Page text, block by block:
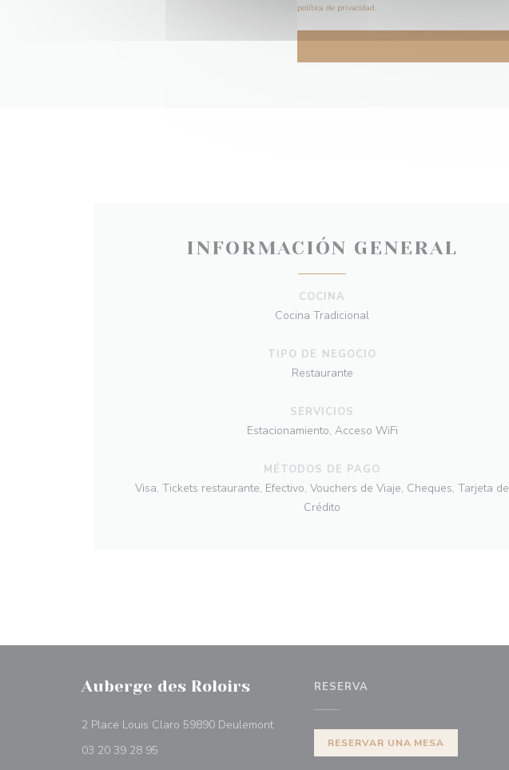
política de privacidad.
INFORMACIÓN GENERAL
COCINA
Cocina Tradicional
TIPO DE NEGOCIO
Restaurante
SERVICIOS
Estacionamiento, Acceso WiFi
MÉTODOS DE PAGO
Visa, Tickets restaurante, Efectivo, Vouchers de Viaje, Cheques, Tarjeta de
Crédito
Auberge des Roloirs
2 Place Louis Claro 59890 Deulemont((abre en una nueva ventana))
03 20 39 28 95
RESERVA
RESERVAR UNA MESA